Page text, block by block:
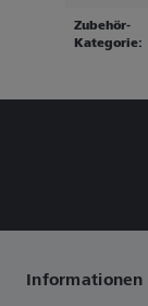
Zubehör-
Kategorie:
Informationen